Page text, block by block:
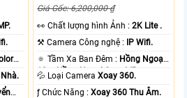
Giá Gốc: 6,200,000 ₫
️👀 Chất lượng hình Ảnh :2K Lite .
⚒ Camera Công nghệ : IP Wifi.
🔅 Tầm Xa Ban Đêm : Hồng Ngoại
10m Hồng Ngoại Smart IR.
💦 Loại CameraXoay 360.
️ƒ Chức Năng :Xoay 360 Thu Âm.